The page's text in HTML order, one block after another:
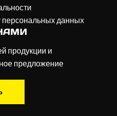
персональных данных
продукции и
предложение